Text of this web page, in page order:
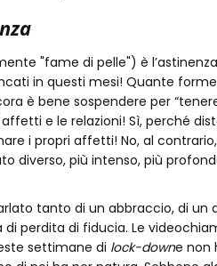
"fame di pelle") è
in questi mesi! Quante
è bene sospendere per
e le relazioni! Sì, perché
i propri affetti! No, al
diverso, più intenso, più
tanto di un abbraccio, di un
di perdita di fiducia. Le
settimane di lock-downe non